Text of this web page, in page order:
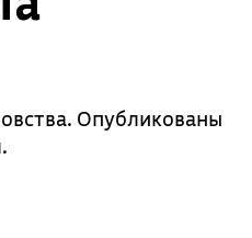
Опубликованы